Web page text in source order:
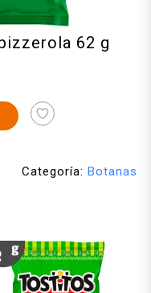
62 g
Categoría: Botanas